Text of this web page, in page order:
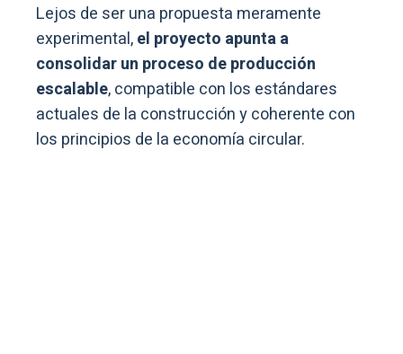
Lejos de ser una propuesta meramente
experimental,el proyecto apunta a
consolidar un proceso de producción
escalable, compatible con los estándares
actuales de la construcción y coherente con
los principios de la economía circular.